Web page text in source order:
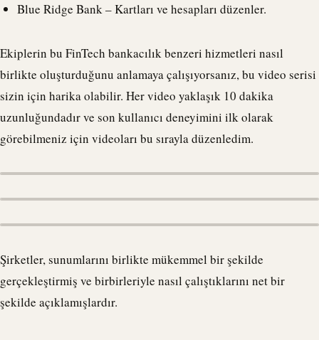
Blue Ridge Bank – Kartları ve hesapları düzenler.
Ekiplerin bu FinTech bankacılık benzeri hizmetleri nasıl
birlikte oluşturduğunu anlamaya çalışıyorsanız, bu video serisi
sizin için harika olabilir. Her video yaklaşık 10 dakika
uzunluğundadır ve son kullanıcı deneyimini ilk olarak
görebilmeniz için videoları bu sırayla düzenledim.
Şirketler, sunumlarını birlikte mükemmel bir şekilde
gerçekleştirmiş ve birbirleriyle nasıl çalıştıklarını net bir
şekilde açıklamışlardır.